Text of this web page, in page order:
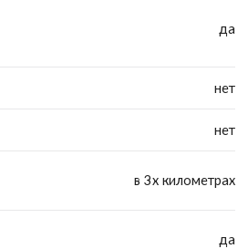
да
нет
нет
в 3х километрах
да